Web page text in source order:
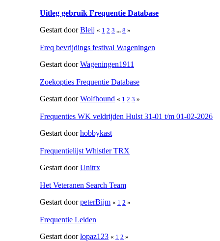
Uitleg gebruik Frequentie Database
Gestart doorBleij « 1 2 3 ... 8 »
Freq bevrijdings festival Wageningen
Gestart doorWageningen1911
Zoekopties Frequentie Database
Gestart doorWolfhound « 1 2 3 »
Frequenties WK veldrijden Hulst 31-01 t/m 01-02-2026
Gestart doorhobbykast
Frequentielijst Whistler TRX
Gestart doorUnitrx
Het Veteranen Search Team
Gestart doorpeterBijm « 1 2 »
Frequentie Leiden
Gestart doorlopaz123 « 1 2 »